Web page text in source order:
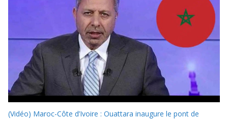
(Vidéo) Maroc-Côte d’Ivoire : Ouattara inaugure le pont de